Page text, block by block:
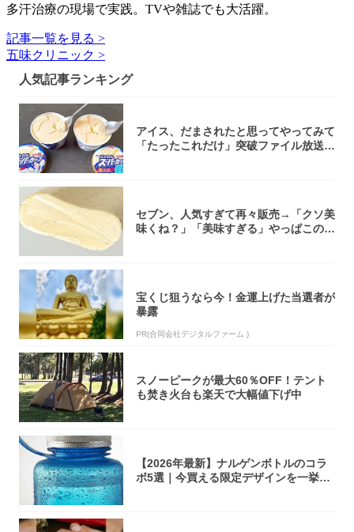
多汗治療の現場で実践。TVや雑誌でも大活躍。
記事一覧を見る >
五味クリニック >
人気記事ランキング
アイス、だまされたと思ってやってみて
「たったこれだけ」突破ファイル放送で
セブン、人気すぎて再々販売→「クソ美
味くね？」「美味すぎる」やっぱこのク
宝くじ狙うなら今！金運上げた当選者が
暴露
PR(合同会社デジタルファーム )
スノーピークが最大60％OFF！テント
も焚き火台も楽天で大幅値下げ中
【2026年最新】ナルゲンボトルのコラ
ボ5選｜今買える限定デザインを一挙紹